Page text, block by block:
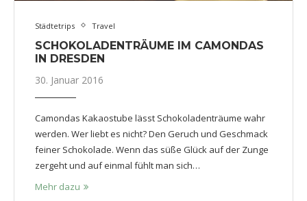
Städtetrips Travel
SCHOKOLADENTRÄUME IM CAMONDAS
IN DRESDEN
30. Januar 2016
Camondas Kakaostube lässt Schokoladenträume wahr
werden. Wer liebt es nicht? Den Geruch und Geschmack
feiner Schokolade. Wenn das süße Glück auf der Zunge
zergeht und auf einmal fühlt man sich…
Mehr dazu